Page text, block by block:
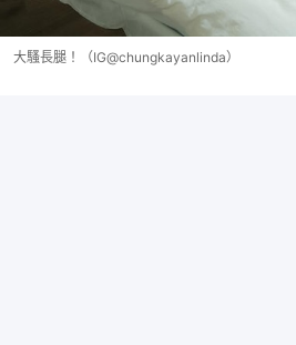
大騷長腿！（IG@chungkayanlinda）